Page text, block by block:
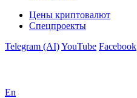
Цены криптовалют
Спецпроекты
Telegram (AI)YouTube Facebook
En